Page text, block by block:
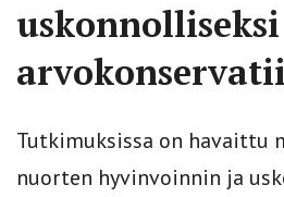
uskonnolliseksi
Tutkimuksissa on havaittu
nuorten hyvinvoinnin ja